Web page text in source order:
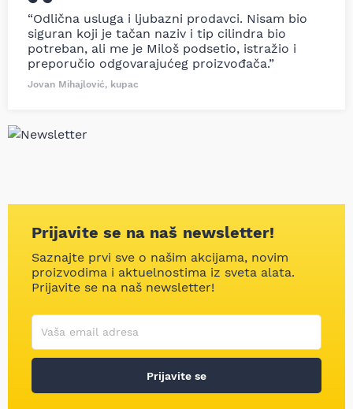
“Odlična usluga i ljubazni prodavci. Nisam bio
siguran koji je tačan naziv i tip cilindra bio
potreban, ali me je Miloš podsetio, istražio i
preporučio odgovarajućeg proizvođača.”
Jovan Mihajlović, kupac
Prijavite se na naš newsletter!
Saznajte prvi sve o našim akcijama, novim
proizvodima i aktuelnostima iz sveta alata.
Prijavite se na naš newsletter!
Korisničko ime
Vaša email adresa
Prijavite se